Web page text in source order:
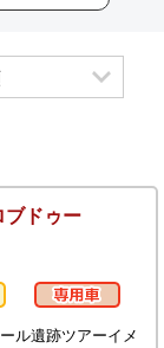
ブドゥー